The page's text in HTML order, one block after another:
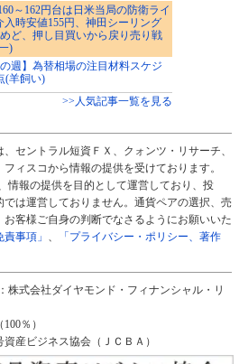
～162円台は日米当局の防衛ライ
入時安値155円、神田シーリング
ど、押し目買いから戻り売り戦
)
の週】為替相場の注目材料スケジ
(羊飼い)
>>人気記事一覧を見る
セントラル短資ＦＸ、クォンツ・リサーチ、
ィスコから情報の提供を受けております。
情報の提供を目的として運営しており、投
は運営しておりません。通貨ペアの選択、売
客様ご自身の判断でなさるようにお願いいた
責事項」
「プライバシー・ポリシー、著作
株式会社ダイヤモンド・フィナンシャル・リ
％）
産ビジネス協会（ＪＣＢＡ）